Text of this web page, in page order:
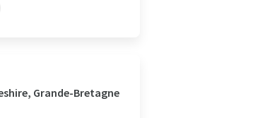
Grande-Bretagne